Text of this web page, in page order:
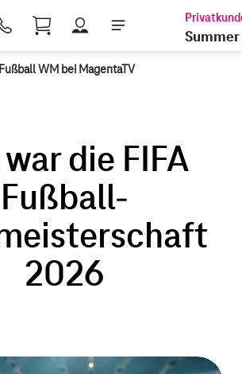
Shopping Cart
Summer
Fußball WM bei MagentaTV